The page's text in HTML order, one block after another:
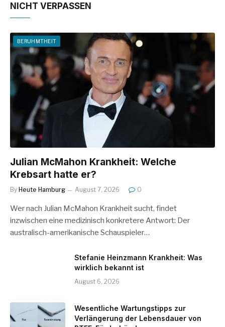
NICHT VERPASSEN
BERUHMTHEIT
Julian McMahon Krankheit: Welche
Krebsart hatte er?
By Heute Hamburg August 7, 2026 0
Wer nach Julian McMahon Krankheit sucht, findet
inzwischen eine medizinisch konkretere Antwort: Der
australisch-amerikanische Schauspieler…
Stefanie Heinzmann Krankheit: Was
wirklich bekannt ist
August 6, 2026
Wesentliche Wartungstipps zur
Verlängerung der Lebensdauer von